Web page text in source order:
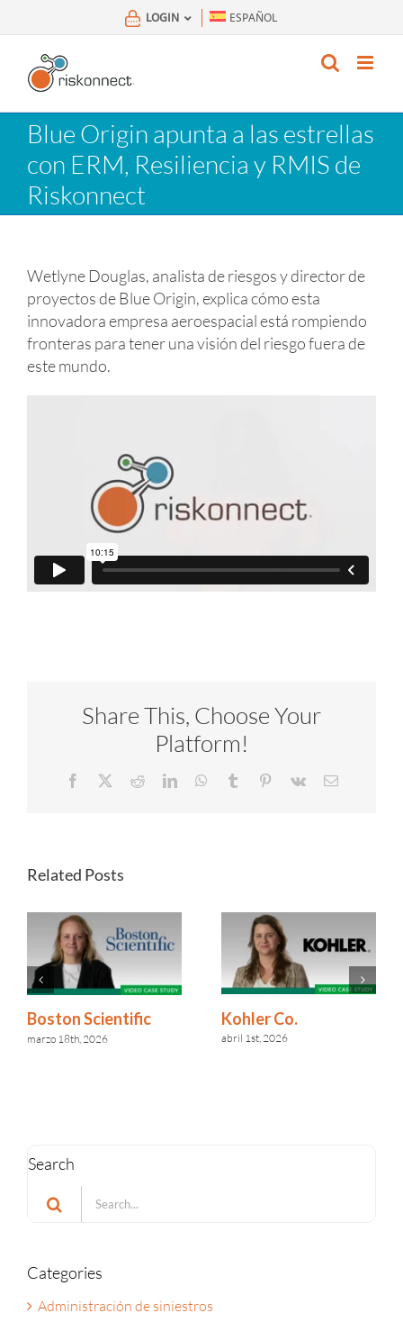
to
content
LOGIN ESPAÑOL
Blue Origin apunta a las estrellas
con ERM, Resiliencia y RMIS de
Riskonnect
Wetlyne Douglas, analista de riesgos y director de
proyectos de Blue Origin, explica cómo esta
innovadora empresa aeroespacial está rompiendo
fronteras para tener una visión del riesgo fuera de
este mundo.
Share This, Choose Your
Platform!
Facebook RedditLinkedInWhatsApp
Tumblr Pinterest
Vk Email
Related Posts
Boston Scientific
marzo 18th, 2026
Kohler Co.
abril 1st, 2026
Search
Search
for:
Categories
Administración de siniestros